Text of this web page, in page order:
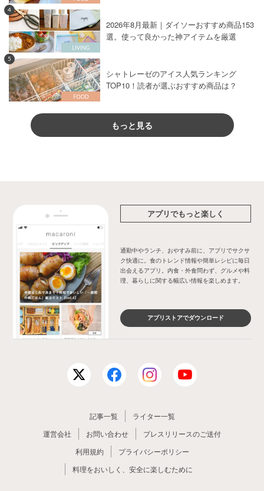
4
2026年8月最新｜ダイソーおすすめ商品153
選。使って良かった神アイテムを厳選
5
シャトレーゼのアイス人気ランキング
TOP10！読者が選ぶおすすめ商品は？
もっと見る
アプリでもっと楽しく
通勤中やランチ、おやすみ前に、アプリでサクサ
ク快適に。食のトレンド情報や簡単レシピに毎日
出会えるアプリ。内食・外食問わず、グルメや料
理、暮らしに関する幅広い情報を楽しめます。
アプリストアでダウンロード
記事一覧
ライター一覧
運営会社
お問い合わせ
プレスリリースのご送付
利用規約
プライバシーポリシー
料理をおいしく、安全に楽しむために